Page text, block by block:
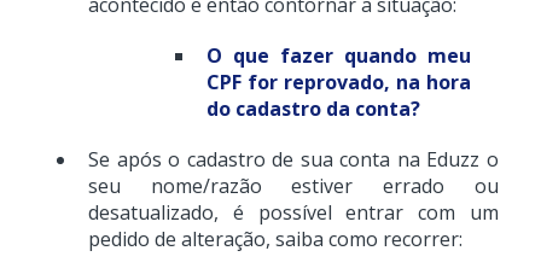
O que fazer quando meu
CPF for reprovado, na hora
do cadastro da conta?
Se após o cadastro de sua conta na Eduzz o
seu nome/razão estiver errado ou
desatualizado, é possível entrar com um
pedido de alteração, saiba como recorrer: